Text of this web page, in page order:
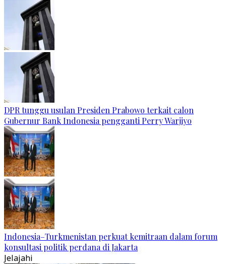
DPR tunggu usulan Presiden Prabowo terkait calon
Gubernur Bank Indonesia pengganti Perry Warjiyo
Indonesia–Turkmenistan perkuat kemitraan dalam forum
konsultasi politik perdana di Jakarta
Jelajahi